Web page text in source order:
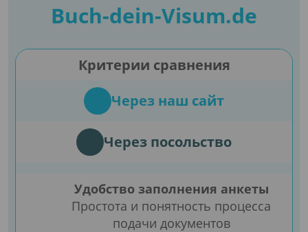
Buch-dein-Visum.de
Критерии сравнения
Через наш сайт
Через посольство
Удобство заполнения анкеты
Простота и понятность процесса
подачи документов